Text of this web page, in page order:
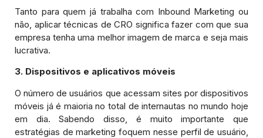
Tanto para quem já trabalha com Inbound Marketing ou
não, aplicar técnicas de CRO significa fazer com que sua
empresa tenha uma melhor imagem de marca e seja mais
lucrativa.
3. Dispositivos e aplicativos móveis
O número de usuários que acessam sites por dispositivos
móveis já é maioria no total de internautas no mundo hoje
em dia. Sabendo disso, é muito importante que
estratégias de marketing foquem nesse perfil de usuário,